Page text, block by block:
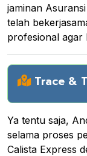
jaminan
telah
profesional agar
Trace &
Ya tentu saja,
selama proses
Calista Express